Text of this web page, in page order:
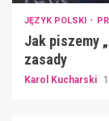
JĘZYK POLSKI
Jak piszemy
zasady
Karol Kucharski